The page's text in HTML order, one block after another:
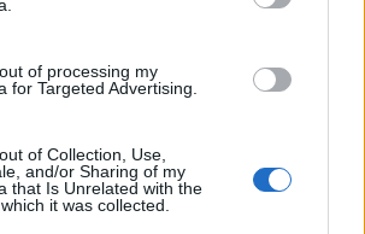
of processing my
for Targeted Advertising.
of Collection, Use,
and/or Sharing of my
that Is Unrelated with the
it was collected.
, τον όποιο χαρακτήρισε
από τη Βουλή. Ταυτόχρονα
κατά της Ζωής
υποστηρίζοντας ότι
τον θρήνο, τη θλίψη και τον πόνο